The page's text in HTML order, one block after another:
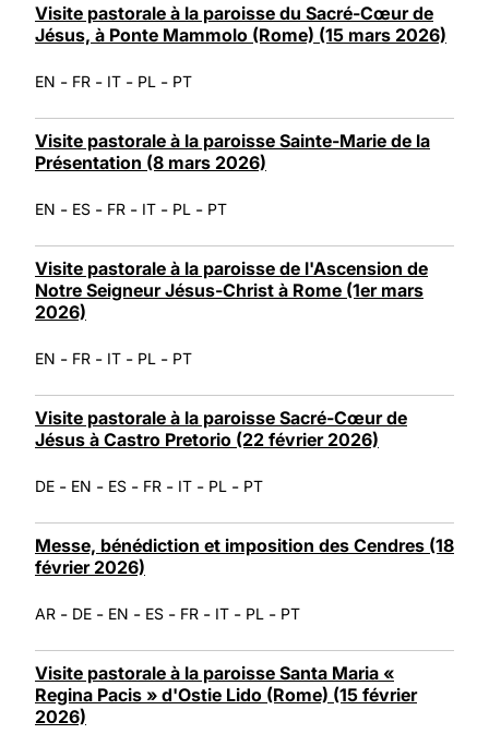
Visite pastorale à la paroisse du Sacré-Cœur de
Jésus, à Ponte Mammolo (Rome) (15 mars 2026)
EN - FR - IT - PL - PT
Visite pastorale à la paroisse Sainte-Marie de la
Présentation (8 mars 2026)
EN - ES - FR - IT - PL - PT
Visite pastorale à la paroisse de l'Ascension de
Notre Seigneur Jésus-Christ à Rome (1er mars
2026)
EN - FR - IT - PL - PT
Visite pastorale à la paroisse Sacré-Cœur de
Jésus à Castro Pretorio (22 février 2026)
DE - EN - ES - FR - IT - PL - PT
Messe, bénédiction et imposition des Cendres (18
février 2026)
AR - DE - EN - ES - FR - IT - PL - PT
Visite pastorale à la paroisse Santa Maria «
Regina Pacis » d'Ostie Lido (Rome) (15 février
2026)